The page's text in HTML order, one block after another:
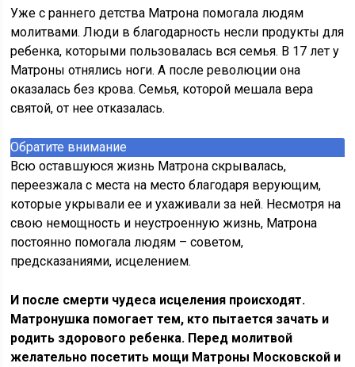
Уже с раннего детства Матрона помогала людям
молитвами. Люди в благодарность несли продукты для
ребенка, которыми пользовалась вся семья. В 17 лет у
Матроны отнялись ноги. А после революции она
оказалась без крова. Семья, которой мешала вера
святой, от нее отказалась.
Обратите внимание
Всю оставшуюся жизнь Матрона скрывалась,
переезжала с места на место благодаря верующим,
которые укрывали ее и ухаживали за ней. Несмотря на
свою немощность и неустроенную жизнь, Матрона
постоянно помогала людям – советом,
предсказаниями, исцелением.
И после смерти чудеса исцеления происходят.
Матронушка помогает тем, кто пытается зачать и
родить здорового ребенка. Перед молитвой
желательно посетить мощи Матроны Московской и